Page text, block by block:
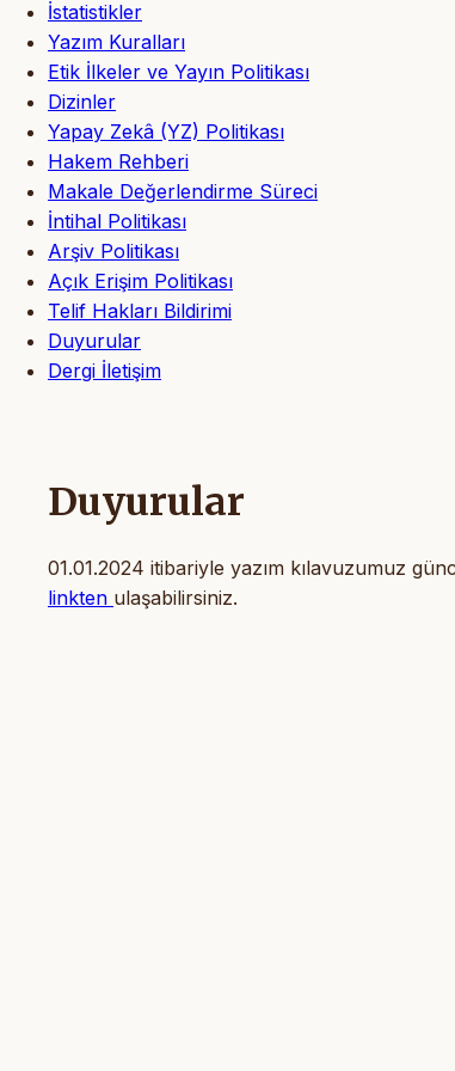
İstatistikler
Yazım Kuralları
Etik İlkeler ve Yayın Politikası
Dizinler
Yapay Zekâ (YZ) Politikası
Hakem Rehberi
Makale Değerlendirme Süreci
İntihal Politikası
Arşiv Politikası
Açık Erişim Politikası
Telif Hakları Bildirimi
Duyurular
Dergi İletişim
Duyurular
01.01.2024 itibariyle yazım kılavuzumuz
linkten ulaşabilirsiniz.